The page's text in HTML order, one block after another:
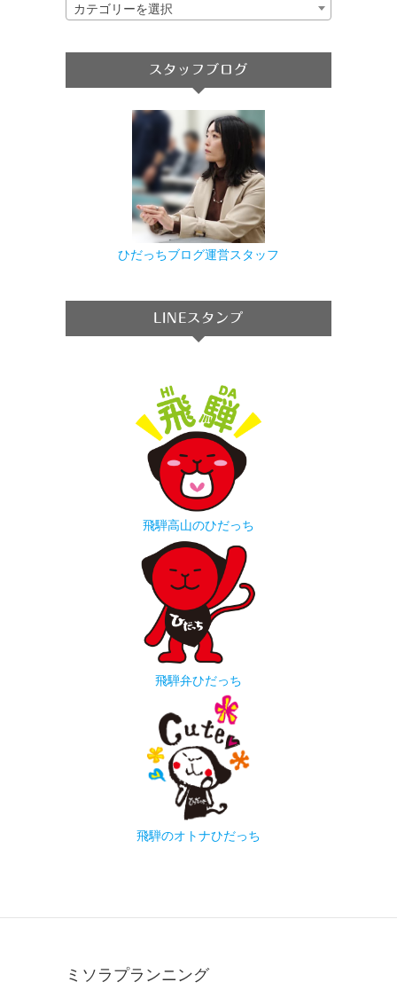
カテゴリーを選択
スタッフブログ
ひだっちブログ運営スタッフ
LINEスタンプ
飛騨高山のひだっち
飛騨弁ひだっち
飛騨のオトナひだっち
ミソラプランニング